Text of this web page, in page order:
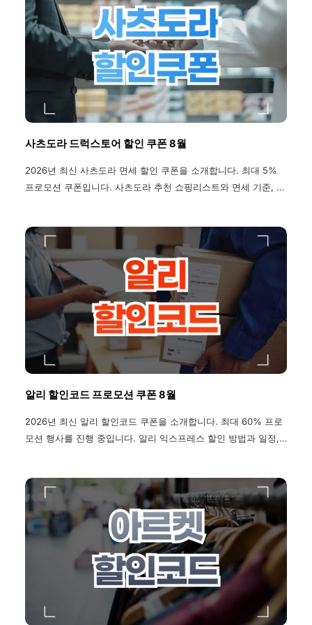
사츠도라 드럭스토어 할인 쿠폰 8월
2026년 최신 사츠도라 면세 할인 쿠폰을 소개합니다. 최대 5%
프로모션 쿠폰입니다. 사츠도라 추천 쇼핑리스트와 면세 기준, 지
알리 할인코드 프로모션 쿠폰 8월
2026년 최신 알리 할인코드 쿠폰을 소개합니다. 최대 60% 프로
모션 행사를 진행 중입니다. 알리 익스프레스 할인 방법과 일정,